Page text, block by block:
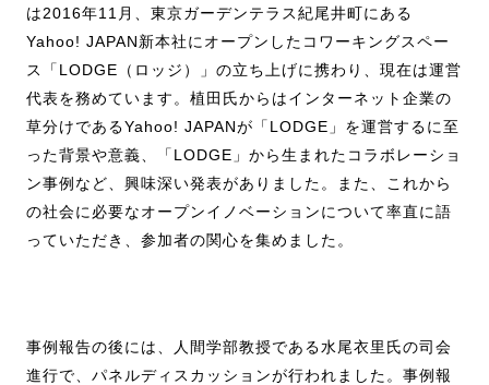
は2016年11月、東京ガーデンテラス紀尾井町にある
Yahoo! JAPAN新本社にオープンしたコワーキングスペー
ス「LODGE（ロッジ）」の立ち上げに携わり、現在は運営
代表を務めています。植田氏からはインターネット企業の
草分けであるYahoo! JAPANが「LODGE」を運営するに至
った背景や意義、「LODGE」から生まれたコラボレーショ
ン事例など、興味深い発表がありました。また、これから
の社会に必要なオープンイノベーションについて率直に語
っていただき、参加者の関心を集めました。
事例報告の後には、人間学部教授である水尾衣里氏の司会
進行で、パネルディスカッションが行われました。事例報